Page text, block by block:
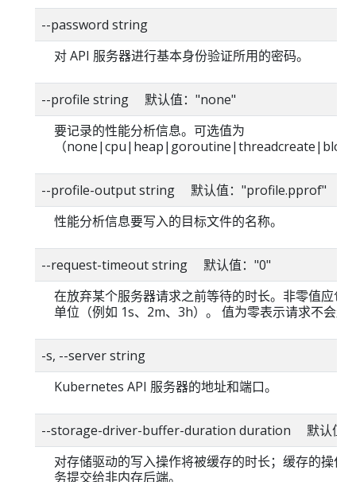
--password string
对 API 服务器进行基本身份验证所用的密码。
--profile string 默认值："none"
要记录的性能分析信息。可选值为
（
--profile-output string 默认值："profile.pprof"
性能分析信息要写入的目标文件的名称。
--request-timeout string 默认值："0"
在放弃某个服务器请求之前等待的时长。非零值应包
单位（例如 1s、2m、3h）。 值为零表示请求不会超
-s, --server string
Kubernetes API 服务器的地址和端口。
--storage-driver-buffer-duration duration 默认值
对存储驱动的写入操作将被缓存的时长；缓存的操作
务提交给非内存后端。